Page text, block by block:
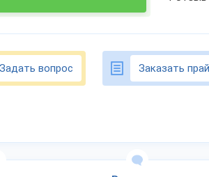
Задать вопрос Заказать